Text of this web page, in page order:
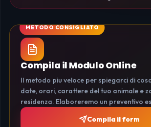
Compila il Modulo Online
Il metodo piu veloce per spiegarci di
date, orari, carattere del tuo animale e
residenza. Elaboreremo un preventivo
Compila il form